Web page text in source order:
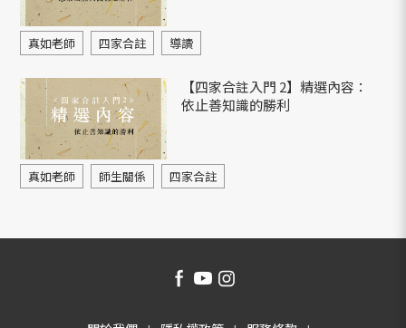
真如老師 四家合註 導讀
【四家合註入門 2】精選內容：
依止善知識的勝利
真如老師 師生關係 四家合註